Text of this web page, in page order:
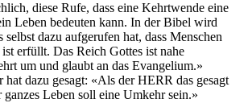
diese Rufe, dass eine Kehrtwende eine
Leben bedeuten kann. In der Bibel wird
selbst dazu aufgerufen hat, dass Menschen
erfüllt. Das Reich Gottes ist nahe
um und glaubt an das Evangelium.»
dazu gesagt: «Als der HERR das gesagt
ganzes Leben soll eine Umkehr sein.»